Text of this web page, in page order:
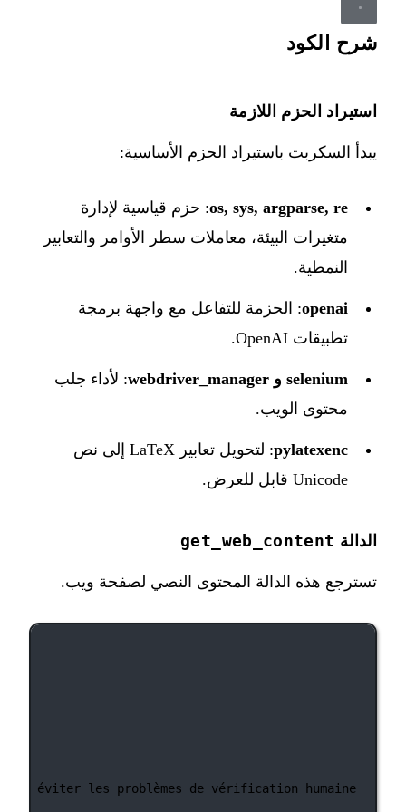
شرح الكود
استيراد الحزم اللازمة
يبدأ السكربت باستيراد الحزم الأساسية:
os, sys, argparse, re: حزم قياسية لإدارة
متغيرات البيئة، معاملات سطر الأوامر والتعابير
النمطية.
openai: الحزمة للتفاعل مع واجهة برمجة
تطبيقات OpenAI.
selenium و webdriver_manager
: لأداء جلب
محتوى الويب.
pylatexenc
: لتحويل تعابير LaTeX إلى نص
Unicode قابل للعرض.
الدالة get_web_content
تسترجع هذه الدالة المحتوى النصي لصفحة ويب.
éviter les problèmes de vérification humaine